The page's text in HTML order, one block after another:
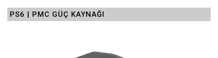
PS6 | PMC GÜÇ KAYNAĞI